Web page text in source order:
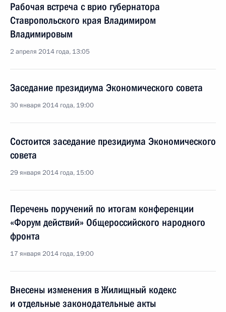
Рабочая встреча с врио губернатора
Ставропольского края Владимиром
Владимировым
2 апреля 2014 года, 13:05
Заседание президиума Экономического совета
30 января 2014 года, 19:00
Состоится заседание президиума Экономического
совета
29 января 2014 года, 15:00
Перечень поручений по итогам конференции
«Форум действий» Общероссийского народного
фронта
17 января 2014 года, 19:00
Внесены изменения в Жилищный кодекс
и отдельные законодательные акты